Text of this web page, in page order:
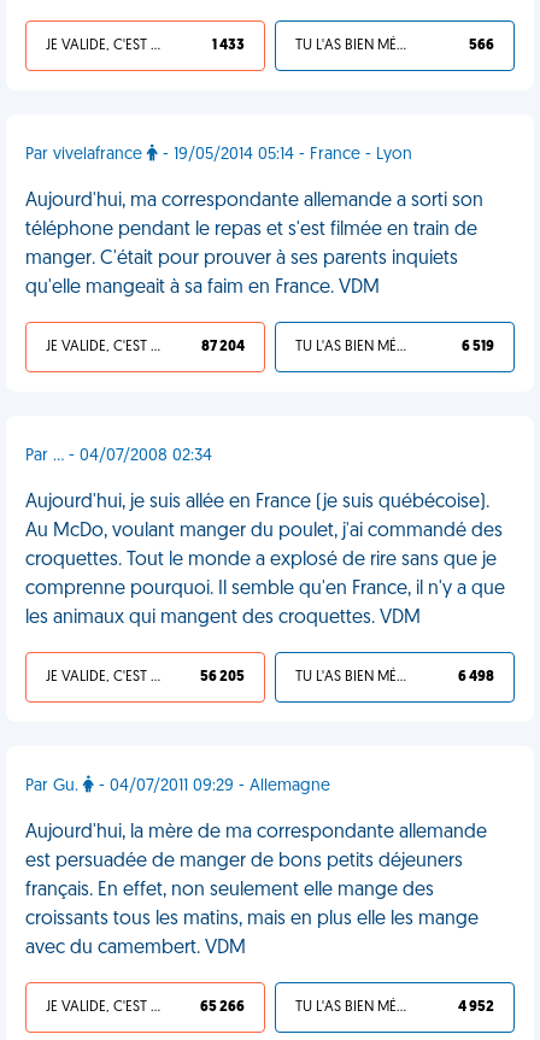
JE VALIDE, C'EST UNE VDM 1 433 TU L'AS BIEN MÉRITÉ 566
Par vivelafrance - 19/05/2014 05:14 - France - Lyon
Aujourd'hui, ma correspondante allemande a sorti son
téléphone pendant le repas et s'est filmée en train de
manger. C'était pour prouver à ses parents inquiets
qu'elle mangeait à sa faim en France. VDM
JE VALIDE, C'EST UNE VDM 87 204 TU L'AS BIEN MÉRITÉ 6 519
Par ... - 04/07/2008 02:34
Aujourd'hui, je suis allée en France (je suis québécoise).
Au McDo, voulant manger du poulet, j'ai commandé des
croquettes. Tout le monde a explosé de rire sans que je
comprenne pourquoi. Il semble qu'en France, il n'y a que
les animaux qui mangent des croquettes. VDM
JE VALIDE, C'EST UNE VDM 56 205 TU L'AS BIEN MÉRITÉ 6 498
Par Gu. - 04/07/2011 09:29 - Allemagne
Aujourd'hui, la mère de ma correspondante allemande
est persuadée de manger de bons petits déjeuners
français. En effet, non seulement elle mange des
croissants tous les matins, mais en plus elle les mange
avec du camembert. VDM
JE VALIDE, C'EST UNE VDM 65 266 TU L'AS BIEN MÉRITÉ 4 952